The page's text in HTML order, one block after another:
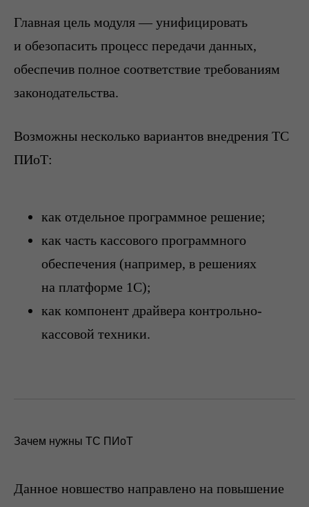
Главная цель модуля — унифицировать
и обезопасить процесс передачи данных,
обеспечив полное соответствие требованиям
законодательства.
Возможны несколько вариантов внедрения ТС
ПИоТ:
как отдельное программное решение;
как часть кассового программного
обеспечения (например, в решениях
на платформе 1С);
как компонент драйвера контрольно-
кассовой техники.
Зачем нужны ТС ПИоТ
Данное новшество направлено на повышение